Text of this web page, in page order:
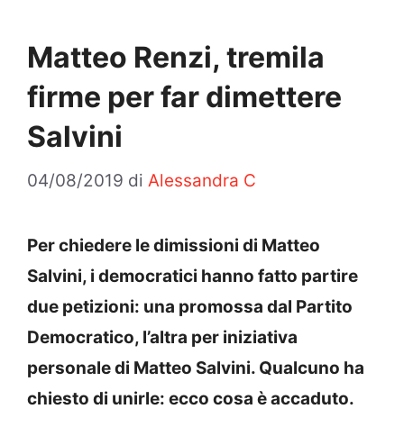
Matteo Renzi, tremila
firme per far dimettere
Salvini
04/08/2019 di Alessandra C
Per chiedere le dimissioni di Matteo
Salvini, i democratici hanno fatto partire
due petizioni: una promossa dal Partito
Democratico, l’altra per iniziativa
personale di Matteo Salvini. Qualcuno ha
chiesto di unirle: ecco cosa è accaduto.